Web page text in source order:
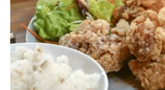
SERIES
CULTURE